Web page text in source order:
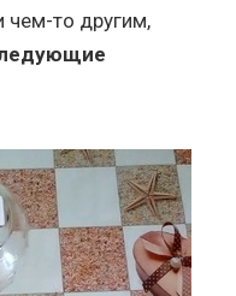
то другим,